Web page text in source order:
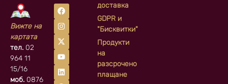
Вижте на
картата
тел. 02
964 11
15/16
моб. 0876
доставка
GDPR и
"Бисквитки"
Продукти
на
разсрочено
плащане